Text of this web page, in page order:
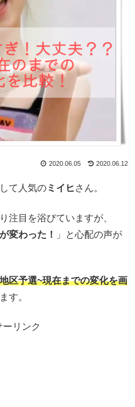
2020.06.12
2020.06.05
て人気のミイヒ さん。
注目を浴びていますが、
変わった！
」と心配の声が
区予選~現在までの変化を画
す。
ーリンク